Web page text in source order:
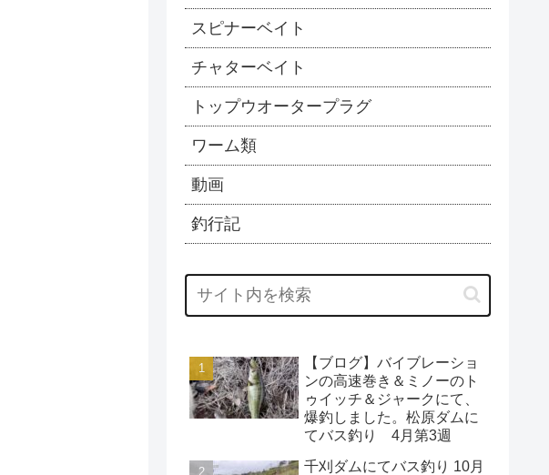
スピナーベイト
チャターベイト
トップウオータープラグ
ワーム類
動画
釣行記
【ブログ】バイブレーショ
ンの高速巻き＆ミノーのト
ゥイッチ＆ジャークにて、
爆釣しました。松原ダムに
てバス釣り 4月第3週
千刈ダムにてバス釣り 10月